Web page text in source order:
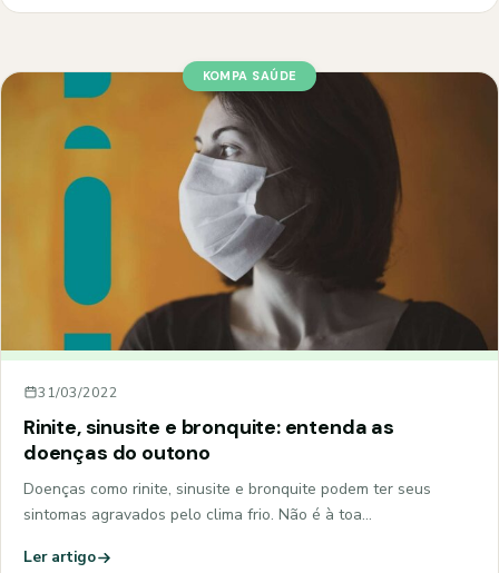
KOMPA SAÚDE
31/03/2022
Rinite, sinusite e bronquite: entenda as
doenças do outono
Doenças como rinite, sinusite e bronquite podem ter seus
sintomas agravados pelo clima frio. Não é à toa…
Ler artigo